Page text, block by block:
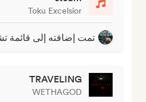
Toku Excelsior
تمت إضافته إلى قائمة
TRAVELING
WETHAGOD